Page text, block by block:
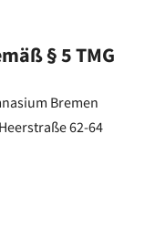
§ 5 TMG
Bremen
62-64